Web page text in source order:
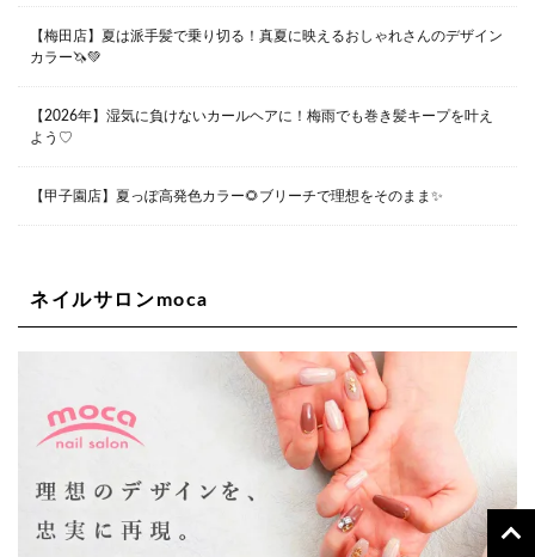
Lee四ツ橋店
06-6537-9791
Lee上新庄Vita店
大阪市東淀川区瑞光1-4-1 カサデルドイ 2F
06-6195-3667
【梅田店】夏は派手髪で乗り切る！真夏に映えるおしゃれさんのデザイン
カラー🦄💚
【2026年】湿気に負けないカールヘアに！梅雨でも巻き髪キープを叶え
よう♡
【甲子園店】夏っぽ高発色カラー🌻ブリーチで理想をそのまま✨
ネイルサロンmoca